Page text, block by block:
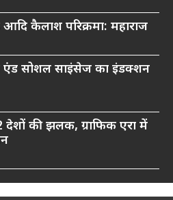
आदि कैलाश परिक्रमा: महाराज
एंड सोशल साइंसेज का इंडक्शन
देशों की झलक, ग्राफिक एरा में